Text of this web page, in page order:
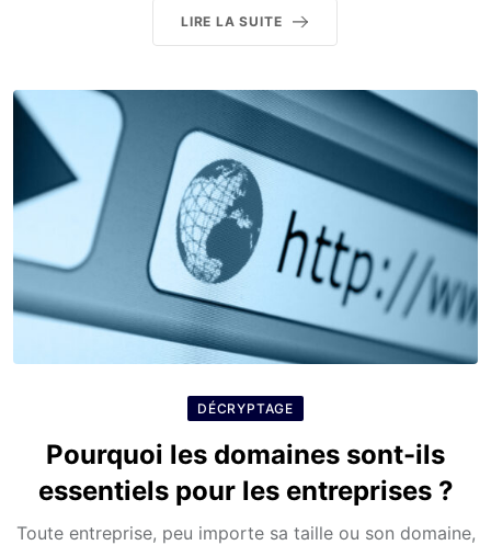
LIRE LA SUITE
DÉCRYPTAGE
Pourquoi les domaines sont-ils
essentiels pour les entreprises ?
Toute entreprise, peu importe sa taille ou son domaine,